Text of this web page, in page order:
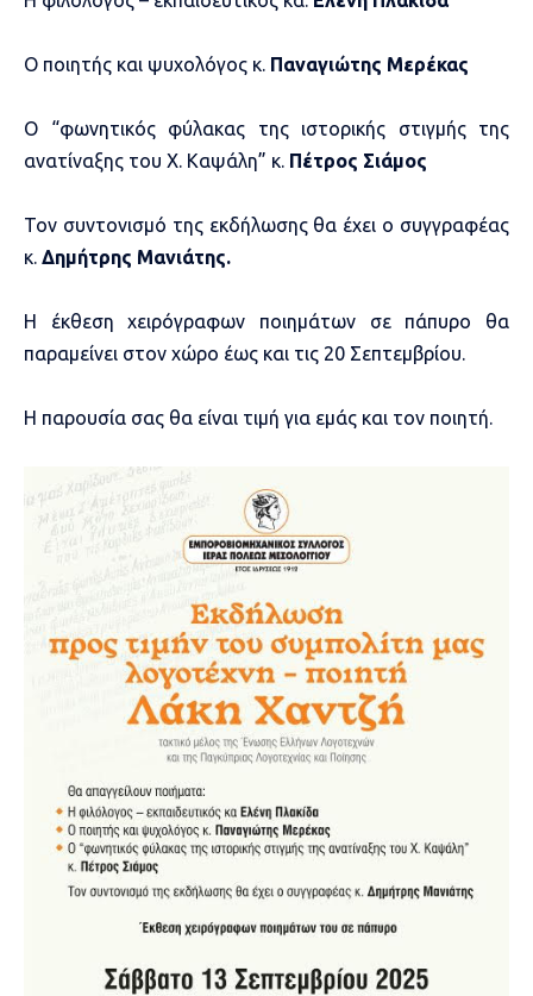
Ο ποιητής και ψυχολόγος κ. Παναγιώτης Μερέκας
Ο “φωνητικός φύλακας της ιστορικής στιγμής της
ανατίναξης του Χ. Καψάλη” κ. Πέτρος Σιάμος
Τον συντονισμό της εκδήλωσης θα έχει ο συγγραφέας
κ. Δημήτρης Μανιάτης.
Η έκθεση χειρόγραφων ποιημάτων σε πάπυρο θα
παραμείνει στον χώρο έως και τις 20 Σεπτεμβρίου.
Η παρουσία σας θα είναι τιμή για εμάς και τον ποιητή.